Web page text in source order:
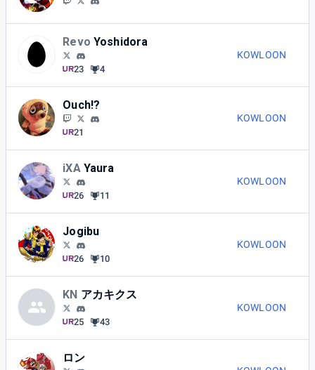
Revo Yoshidora
23 4
KOWLOON
Ouch!?
21
KOWLOON
iXA Yaura
26 11
KOWLOON
Jogibu
26 10
KOWLOON
KN アカキクス
25 43
KOWLOON
ロン